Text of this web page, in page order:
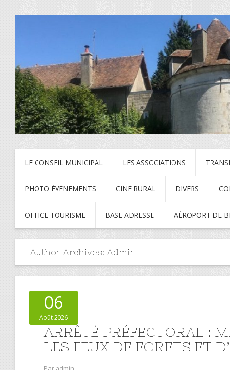
LE CONSEIL MUNICIPAL LES ASSOCIATIONS
PHOTO ÉVÉNEMENTS CINÉ RURAL DIVERS
OFFICE TOURISME BASE ADRESSE AÉROPORT DE
Author Archives: Admin
06
Août 2026
ARRÊTÉ PRÉFECTORAL :
LES FEUX DE FORETS ET
Par admin